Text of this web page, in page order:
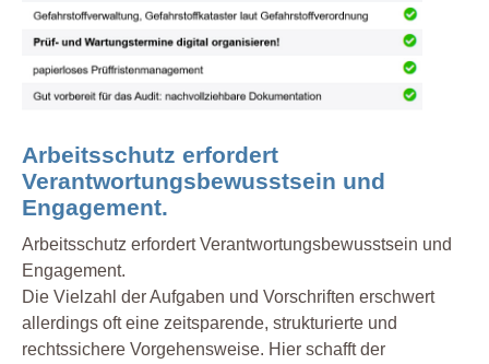
Arbeitsschutz erfordert
Verantwortungsbewusstsein und
Engagement.
Arbeitsschutz erfordert Verantwortungsbewusstsein und
Engagement.
Die Vielzahl der Aufgaben und Vorschriften erschwert
allerdings oft eine zeitsparende, strukturierte und
rechtssichere Vorgehensweise. Hier schafft der